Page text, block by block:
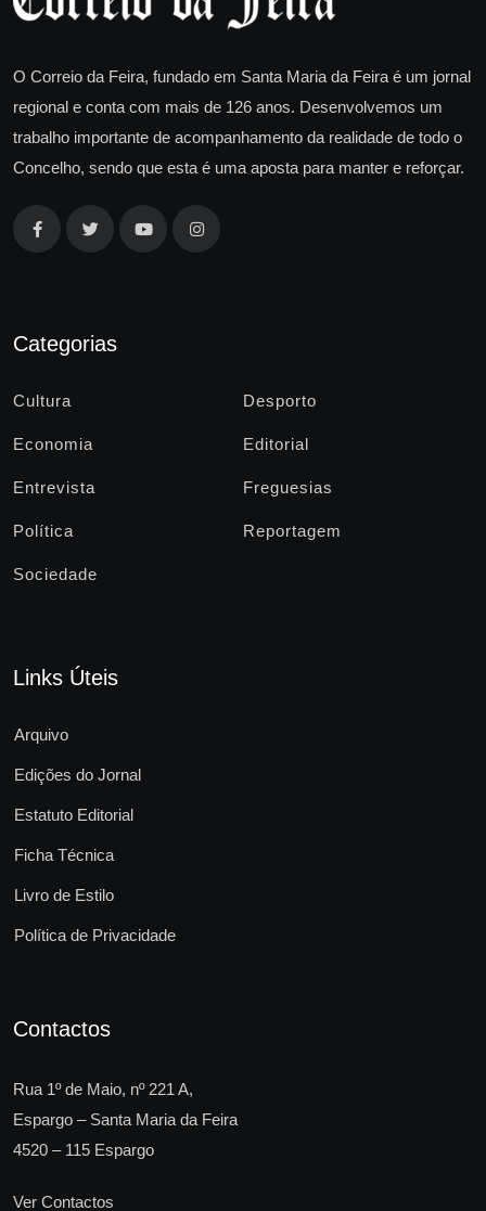
O Correio da Feira, fundado em Santa Maria da Feira é um jornal
regional e conta com mais de 126 anos. Desenvolvemos um
trabalho importante de acompanhamento da realidade de todo o
Concelho, sendo que esta é uma aposta para manter e reforçar.
Categorias
Cultura Desporto
Economia Editorial
Entrevista Freguesias
Política Reportagem
Sociedade
Links Úteis
Arquivo
Edições do Jornal
Estatuto Editorial
Ficha Técnica
Livro de Estilo
Política de Privacidade
Contactos
Rua 1º de Maio, nº 221 A,
Espargo – Santa Maria da Feira
4520 – 115 Espargo
Ver Contactos